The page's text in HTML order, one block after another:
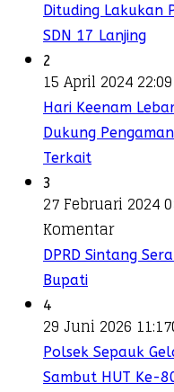
Dituding Lakukan
SDN 17 Lanjing
2
15 April 2024 22:09
Hari Keenam
Dukung
Terkait
3
27 Februari 2024
Komentar
DPRD Sintang
Bupati
4
29 Juni 2026 11:17
Polsek Sepauk
Sambut HUT Ke-